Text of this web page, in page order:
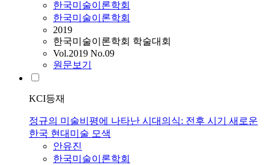
한국미술이론학회
한국미술이론학회
2019
한국미술이론학회 학술대회
Vol.2019 No.09
원문보기
KCI등재
정규의 미술비평에 나타난 시대의식: 전후 시기 새로운
한국 현대미술 모색
안유진
한국미술이론학회